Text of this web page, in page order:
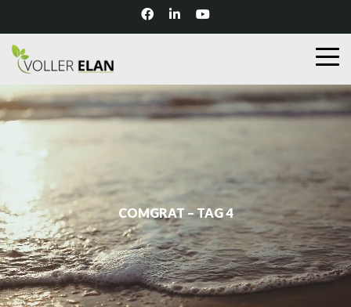
COMGRAT – TAG 4